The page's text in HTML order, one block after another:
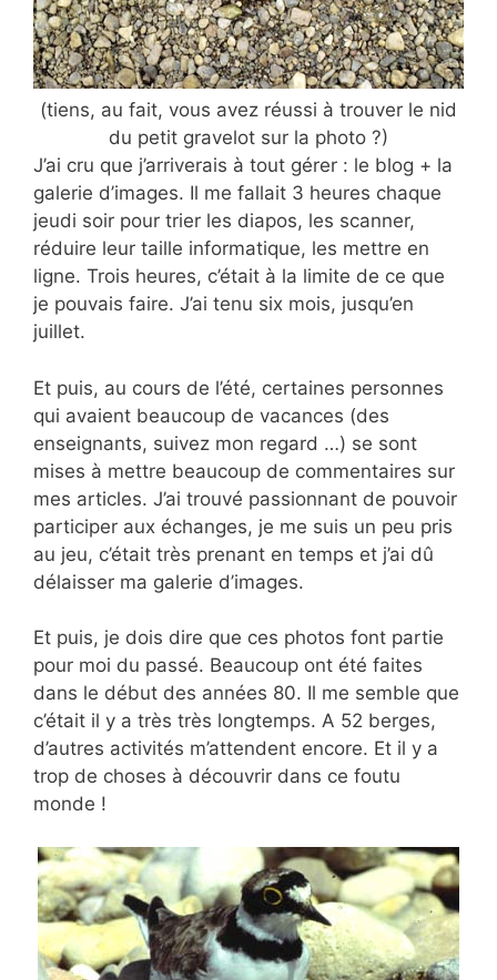
(tiens, au fait, vous avez réussi à trouver le nid
du petit gravelot sur la photo ?)
J’ai cru que j’arriverais à tout gérer : le blog + la
galerie d’images. Il me fallait 3 heures chaque
jeudi soir pour trier les diapos, les scanner,
réduire leur taille informatique, les mettre en
ligne. Trois heures, c’était à la limite de ce que
je pouvais faire. J’ai tenu six mois, jusqu’en
juillet.
Et puis, au cours de l’été, certaines personnes
qui avaient beaucoup de vacances (des
enseignants, suivez mon regard …) se sont
mises à mettre beaucoup de commentaires sur
mes articles. J’ai trouvé passionnant de pouvoir
participer aux échanges, je me suis un peu pris
au jeu, c’était très prenant en temps et j’ai dû
délaisser ma galerie d’images.
Et puis, je dois dire que ces photos font partie
pour moi du passé. Beaucoup ont été faites
dans le début des années 80. Il me semble que
c’était il y a très très longtemps. A 52 berges,
d’autres activités m’attendent encore. Et il y a
trop de choses à découvrir dans ce foutu
monde !